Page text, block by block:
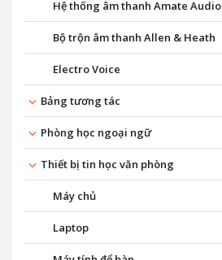
Hệ thống âm thanh Amate Audio
Bộ trộn âm thanh Allen & Heath
Electro Voice
Bảng tương tác
Phòng học ngoại ngữ
Thiết bị tin học văn phòng
Máy chủ
Laptop